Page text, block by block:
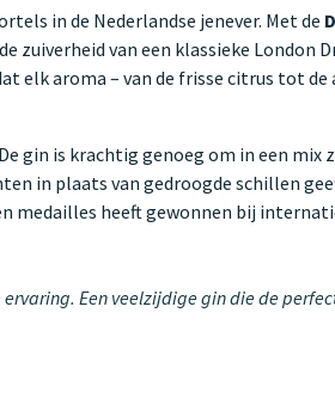
in de Nederlandse jenever. Met de
zuiverheid van een klassieke
aroma – van de frisse citrus tot
gin is krachtig genoeg om in een
in plaats van gedroogde schillen
medailles heeft gewonnen bij
Een veelzijdige gin die de